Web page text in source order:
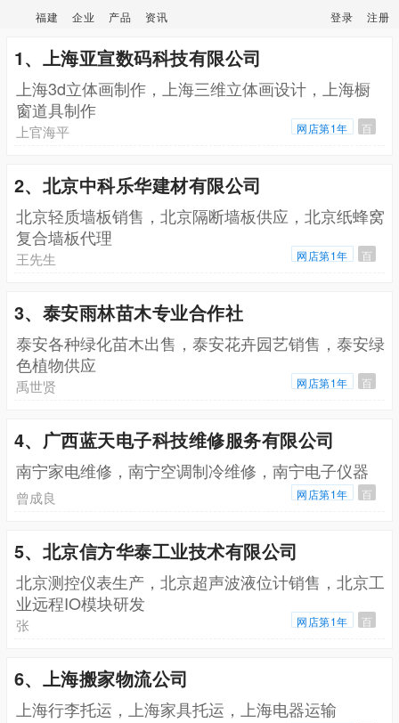
福建 企业 产品 资讯 登录 注册
1、上海亚宣数码科技有限公司
上海3d立体画制作，上海三维立体画设计，上海橱
窗道具制作
上官海平 网店第1年 百
2、北京中科乐华建材有限公司
北京轻质墙板销售，北京隔断墙板供应，北京纸蜂窝
复合墙板代理
王先生 网店第1年 百
3、泰安雨林苗木专业合作社
泰安各种绿化苗木出售，泰安花卉园艺销售，泰安绿
色植物供应
禹世贤 网店第1年 百
4、广西蓝天电子科技维修服务有限公司
南宁家电维修，南宁空调制冷维修，南宁电子仪器
曾成良 网店第1年 百
5、北京信方华泰工业技术有限公司
北京测控仪表生产，北京超声波液位计销售，北京工
业远程IO模块研发
张 网店第1年 百
6、上海搬家物流公司
上海行李托运，上海家具托运，上海电器运输